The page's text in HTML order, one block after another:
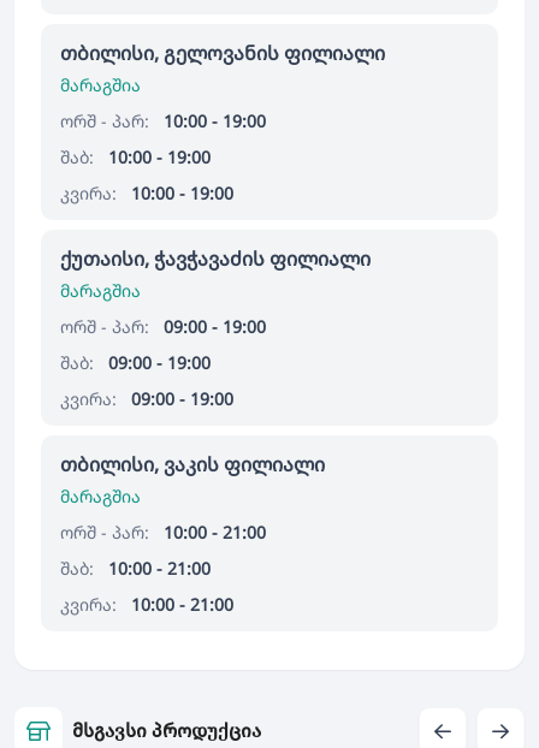
თბილისი, გელოვანის ფილიალი
მარაგშია
ორშ - პარ:
10:00 - 19:00
შაბ:
10:00 - 19:00
კვირა:
10:00 - 19:00
ქუთაისი, ჭავჭავაძის ფილიალი
მარაგშია
ორშ - პარ:
09:00 - 19:00
შაბ:
09:00 - 19:00
კვირა:
09:00 - 19:00
თბილისი, ვაკის ფილიალი
მარაგშია
ორშ - პარ:
10:00 - 21:00
შაბ:
10:00 - 21:00
კვირა:
10:00 - 21:00
მსგავსი პროდუქცია